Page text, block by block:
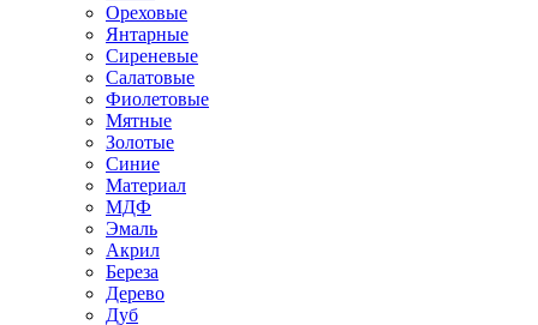
Ореховые
Янтарные
Сиреневые
Салатовые
Фиолетовые
Мятные
Золотые
Синие
Материал
МДФ
Эмаль
Акрил
Береза
Дерево
Дуб